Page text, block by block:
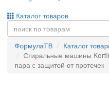
Каталог товаров
ФормулаТВ Каталог
Стиральные машины
пара с защитой от протечек